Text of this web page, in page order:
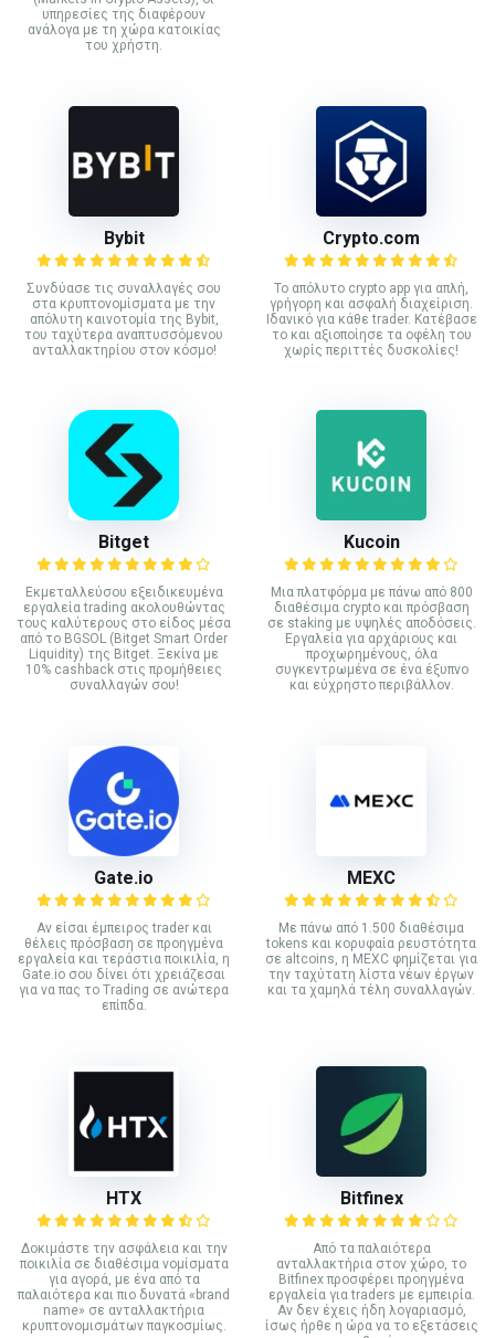
υπηρεσίες της διαφέρουν
ανάλογα με τη χώρα κατοικίας
του χρήστη.
Bybit
Συνδύασε τις συναλλαγές σου
στα κρυπτονομίσματα με την
απόλυτη καινοτομία της Bybit,
του ταχύτερα αναπτυσσόμενου
ανταλλακτηρίου στον κόσμο!
Crypto.com
Το απόλυτο crypto app για απλή,
γρήγορη και ασφαλή διαχείριση.
Ιδανικό για κάθε trader. Κατέβασε
το και αξιοποίησε τα οφέλη του
χωρίς περιττές δυσκολίες!
Bitget
Εκμεταλλεύσου εξειδικευμένα
εργαλεία trading ακολουθώντας
τους καλύτερους στο είδος μέσα
από το BGSOL (Bitget Smart Order
Liquidity) της Bitget. Ξεκίνα με
10% cashback στις προμήθειες
συναλλαγών σου!
Kucoin
Mια πλατφόρμα με πάνω από 800
διαθέσιμα crypto και πρόσβαση
σε staking με υψηλές αποδόσεις.
Εργαλεία για αρχάριους και
προχωρημένους, όλα
συγκεντρωμένα σε ένα έξυπνο
και εύχρηστο περιβάλλον.
Gate.io
Αν είσαι έμπειρος trader και
θέλεις πρόσβαση σε προηγμένα
εργαλεία και τεράστια ποικιλία, η
Gate.io σου δίνει ότι χρειάζεσαι
για να πας το Trading σε ανώτερα
επίπδα.
MEXC
Με πάνω από 1.500 διαθέσιμα
tokens και κορυφαία ρευστότητα
σε altcoins, η MEXC φημίζεται για
την ταχύτατη λίστα νέων έργων
και τα χαμηλά τέλη συναλλαγών.
HTX
Δοκιμάστε την ασφάλεια και την
ποικιλία σε διαθέσιμα νομίσματα
για αγορά, με ένα από τα
παλαιότερα και πιο δυνατά «brand
name» σε ανταλλακτήρια
κρυπτονομισμάτων παγκοσμίως.
Bitfinex
Από τα παλαιότερα
ανταλλακτήρια στον χώρο, το
Bitfinex προσφέρει προηγμένα
εργαλεία για traders με εμπειρία.
Αν δεν έχεις ήδη λογαριασμό,
ίσως ήρθε η ώρα να το εξετάσεις